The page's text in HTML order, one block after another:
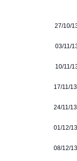
27/10/
03/11/
10/11/
17/11/
24/11/
01/12/
08/12/